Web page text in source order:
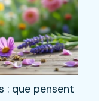
: que pensent